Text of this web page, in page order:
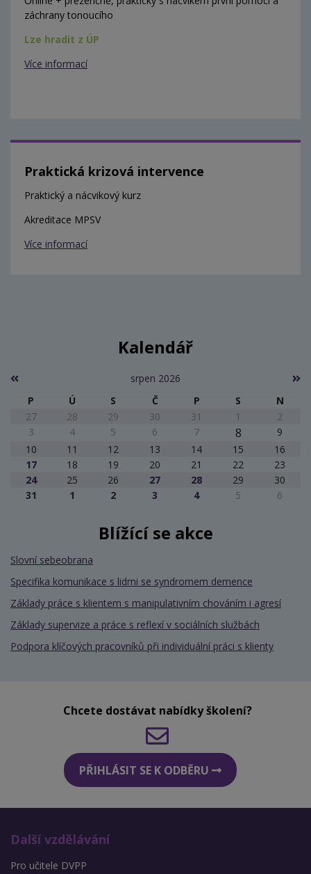
záchrany tonoucího
Lze hradit z ÚP
Více informací
Praktická krizová intervence
Praktický a nácvikový kurz
Akreditace MPSV
Více informací
Kalendář
srpen 2026
P
Ú S Č P S
N
27
28 29 30 31 1
2
3
4 5 6 7 8
9
10
11 12 13 14 15
16
17
18 19 20 21 22
23
24
25 26 27 28 29
30
31
1 2 3 4 5 6
Blížící se akce
Slovní sebeobrana
Specifika komunikace s lidmi se syndromem demence
Základy práce s klientem s manipulativním chováním i agresí
Základy supervize a práce s reflexí v sociálních službách
Podpora klíčových pracovníků při individuální práci s klienty
Chcete dostávat nabídky školení?
PŘIHLÁSIT SE K ODBĚRU
Další vzdělávání
Pro učitele DVPP